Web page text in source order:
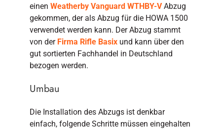
einen Weatherby Vanguard WTHBY-VAbzug
gekommen, der als Abzug für die HOWA 1500
verwendet werden kann. Der Abzug stammt
von derFirma Rifle Basixund kann über den
gut sortierten Fachhandel in Deutschland
bezogen werden.
Umbau
Die Installation des Abzugs ist denkbar
einfach, folgende Schritte müssen eingehalten